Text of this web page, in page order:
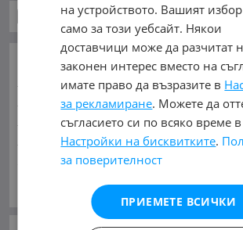
Автомобили и Джипове
Виж Още
ОСНОВНИ КАТЕГОРИИ В MOBILE.BG:
Карта на сайта Автомобили и
Камиони Мотоциклети
Индустриални Кари Каравани Яхти
Ремаркета Велосипеди Части
Гуми и джанти Купува Услуги
(1) AITO (2) Abarth (33)
Alfa Romeo (823) Alpina (7)
на устройството. Вашият
само за този уебсайт. Някои
доставчици може да разчитат
законен интерес вместо на
имате право да възразите в
за рекламиране. Можете да
съгласието си по всяко време в
Настройки на бисквитките.
за поверителност
ПРИЕМЕТЕ ВСИЧКИ